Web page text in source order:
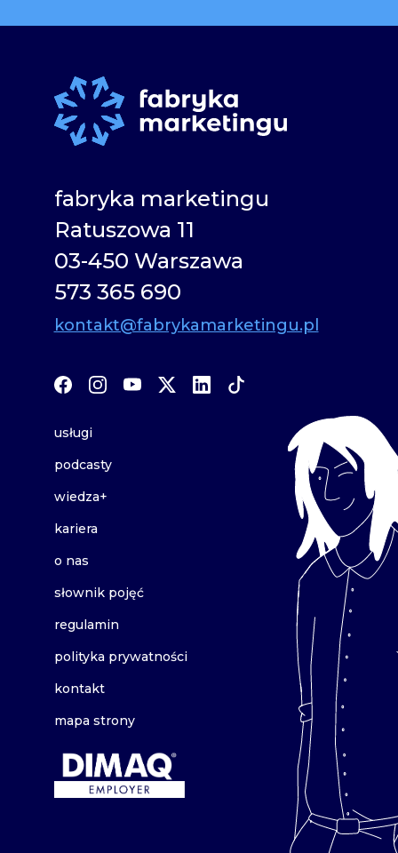
fabryka marketingu
Ratuszowa 11
03-450 Warszawa
573 365 690
kontakt@fabrykamarketingu.pl
usługi
podcasty
wiedza+
kariera
o nas
słownik pojęć
regulamin
polityka prywatności
kontakt
mapa strony